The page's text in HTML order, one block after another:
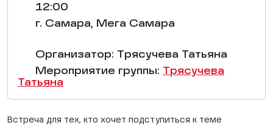
12:00
г. Самара, Мега Самара
Организатор: Трясучева Татьяна
Мероприятие группы:
Трясучева
Татьяна
Встреча для тех, кто хочет подступиться к теме